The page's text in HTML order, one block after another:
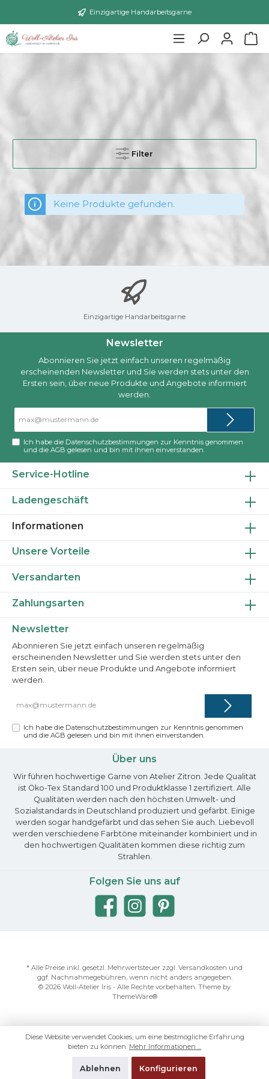
Einzigartige Handarbeitsgarne
Filter
Keine Produkte gefunden.
Einzigartige Handarbeitsgarne
Newsletter
Abonnieren Sie jetzt einfach unseren regelmäßig
erscheinenden Newsletter und Sie werden stets unter den
Ersten sein, über neue Produkte und Angebote informiert
werden.
Adresse*
Ich habe die Datenschutzbestimmungen zur Kenntnis genommen
und dieAGB gelesen und bin mit ihnen einverstanden.
Service-Hotline
Ladengeschäft
Informationen
Versandarten
Newsletter
Abonnieren Sie jetzt einfach unseren regelmäßig
erscheinenden Newsletter und Sie werden stets unter den
Ersten sein, über neue Produkte und Angebote informiert
werden.
Mail-
Ich habe die Datenschutzbestimmungen zur Kenntnis genommen
und dieAGB gelesen und bin mit ihnen einverstanden.
Unsere Vorteile
Zahlungsarten
Über uns
Wir führen hochwertige Garne von Atelier Zitron. Jede Qualität
ist Öko-Tex Standard 100 und Produktklasse 1 zertifiziert. Alle
Qualitäten werden nach den höchsten Umwelt- und
Sozialstandards in Deutschland produziert und gefärbt. Einige
werden sogar handgefärbt und das sehen Sie auch. Liebevoll
werden verschiedene Farbtöne miteinander kombiniert und in
den hochwertigen Qualitäten kommen diese richtig zum
Strahlen.
Folgen Sie uns auf
* Alle Preise inkl. gesetzl. Mehrwertsteuer zzgl. Versandkosten und
ggf. Nachnahmegebühren, wenn nicht anders angegeben.
© 2026 Woll-Atelier Iris - Alle Rechte vorbehalten. Theme by
ThemeWare®
Diese Website verwendet Cookies, um eine bestmögliche Erfahrung
bieten zu können. Mehr Informationen ...
Ablehnen Konfigurieren